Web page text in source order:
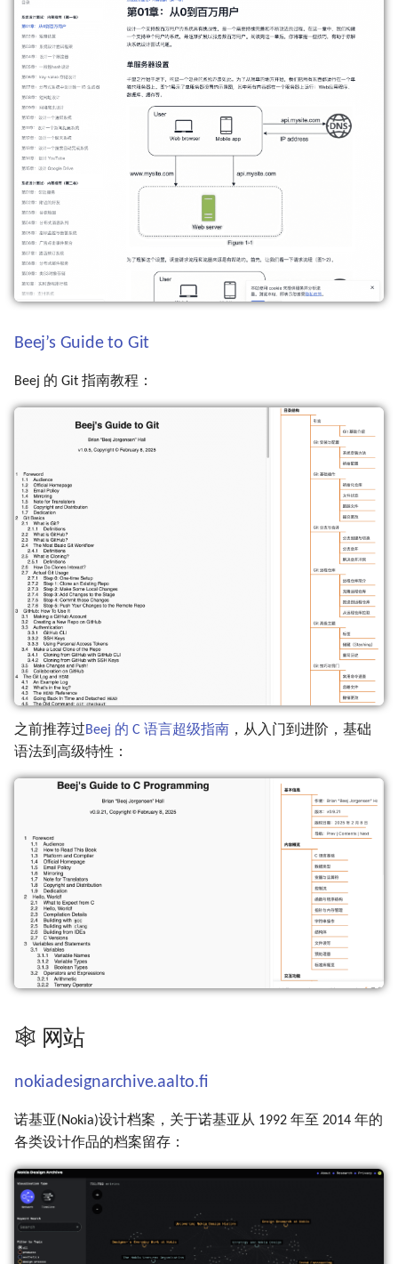
Beej’s Guide to Git
Beej 的 Git 指南教程：
之前推荐过Beej 的 C 语言超级指南 ，从入门到进阶，基础
语法到高级特性：
🕸 网站
nokiadesignarchive.aalto.fi
诺基亚(Nokia)设计档案，关于诺基亚从 1992 年至 2014 年的
各类设计作品的档案留存：